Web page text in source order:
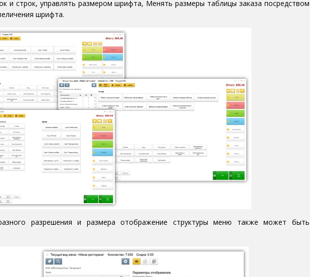
и строк, управлять размером шрифта, Менять размеры таблицы заказа посредством
шрифта.
разрешения и размера отображение структуры меню также может быть